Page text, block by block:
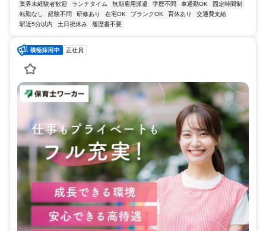
業界未経験者歓迎 ランチタイム 無期雇用派遣 学歴不問 車通勤OK
固定時間制
転勤なし
経験不問 研修あり 在宅OK ブランクOK 育休あり
交通費支給
駅近5分以内
土日祝休み 履歴書不要
正社員